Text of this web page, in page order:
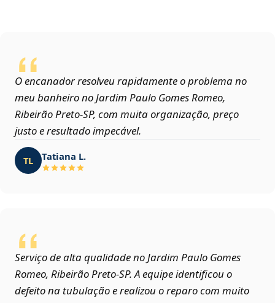
O encanador resolveu rapidamente o problema no
meu banheiro no Jardim Paulo Gomes Romeo,
Ribeirão Preto‑SP, com muita organização, preço
justo e resultado impecável.
TL Tatiana L.
Serviço de alta qualidade no Jardim Paulo Gomes
Romeo, Ribeirão Preto‑SP. A equipe identificou o
defeito na tubulação e realizou o reparo com muito